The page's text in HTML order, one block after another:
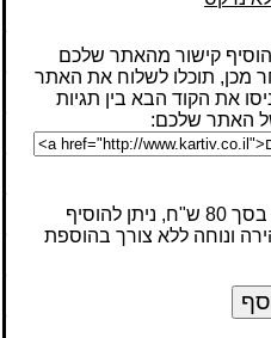
קישור מהאתר שלכם
מכן, תוכלו לשלוח את האתר
את הקוד הבא בין תגיות
האתר שלכם:
תמורת תשלום חד פעמי בסך 80 ש"ח, ניתן להוסיף
ונוחה ללא צורך בהוספת